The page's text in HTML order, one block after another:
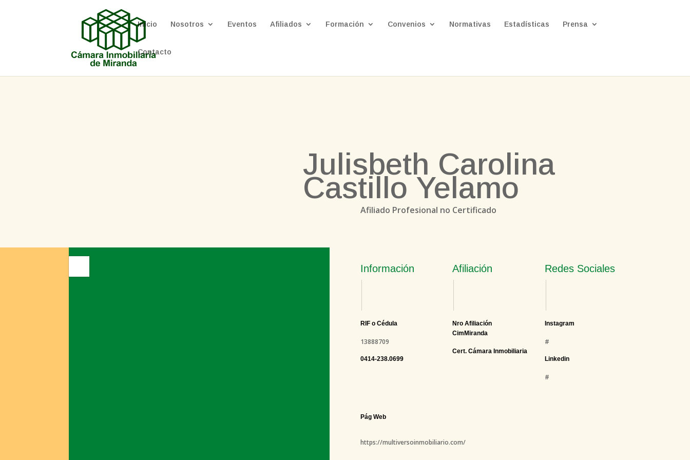
Inicio Nosotros Eventos Afiliados Formación Convenios Normativas Estadísticas Prensa
Contacto
Julisbeth Carolina
Castillo Yelamo
Afiliado Profesional no Certificado
Información
RIF o Cédula
13888709
0414-238.0699
Afiliación
Nro Afiliación
CimMiranda
Cert. Cámara Inmobiliaria
Redes Sociales
Instagram
#
Linkedin
#
Pág Web
https://multiversoinmobiliario.com/